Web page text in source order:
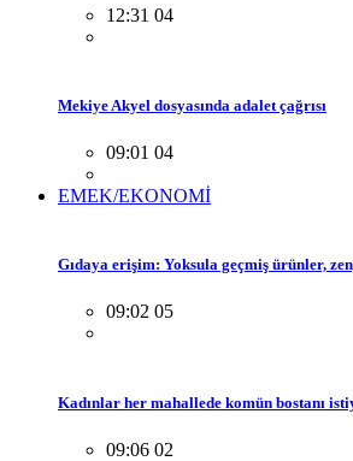
12:31 04
Mekiye Akyel dosyasında adalet çağrısı
09:01 04
EMEK/EKONOMİ
Gıdaya erişim: Yoksula geçmiş ürünler,
09:02 05
Kadınlar her mahallede komün bostanı
09:06 02